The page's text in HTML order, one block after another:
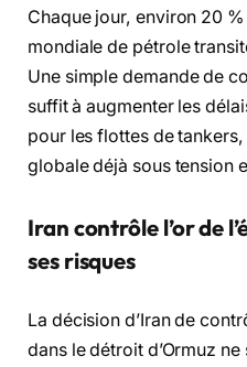
Chaque jour, environ 20
mondiale de pétrole
Une simple demande de
suffit à augmenter les
pour les flottes de
globale déjà sous tension
Iran contrôle l’or de
ses risques
La décision d’Iran de
dans le détroit d’Ormuz